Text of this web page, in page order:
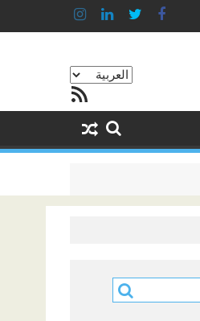
اختر
خلاصة RSS